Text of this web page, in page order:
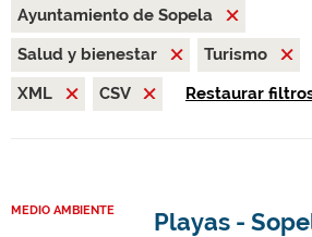
Ayuntamiento de Sopela
Salud y bienestar
Turismo
XML
CSV Restaurar
MEDIO AMBIENTE Playas -